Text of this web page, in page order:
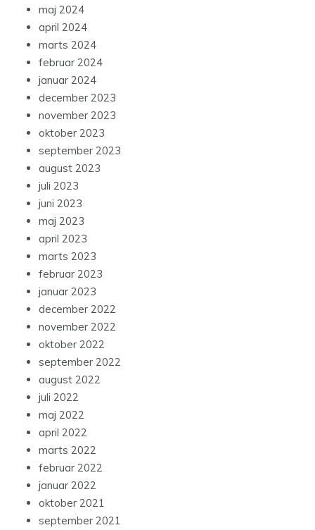
maj 2024
april 2024
marts 2024
februar 2024
januar 2024
december 2023
november 2023
oktober 2023
september 2023
august 2023
juli 2023
juni 2023
maj 2023
april 2023
marts 2023
februar 2023
januar 2023
december 2022
november 2022
oktober 2022
september 2022
august 2022
juli 2022
maj 2022
april 2022
marts 2022
februar 2022
januar 2022
oktober 2021
september 2021